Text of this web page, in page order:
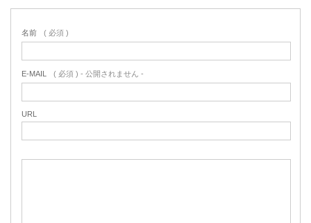
名前 ( 必須 )
E-MAIL ( 必須 ) - 公開されません -
URL